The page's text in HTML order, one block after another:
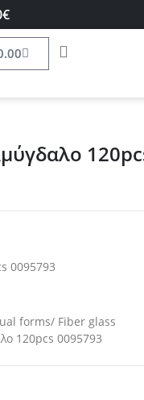
0095793
forms/ Fiber glass
120pcs 0095793